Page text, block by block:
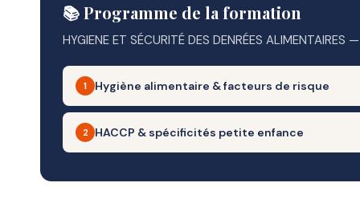
📚 Programme de la formation
HYGIENE ET SÉCURITÉ DES DENRÉES
1 Hygiène alimentaire & facteurs de risque
– Objectif : acquérir les bases réglementaires et
– • Tour de table et recueil des attentes des stagiaires
2 HACCP & spécificités petite enfance